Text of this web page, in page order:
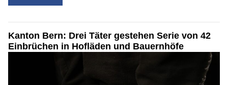
Kanton Bern: Drei Täter gestehen Serie von 42
Einbrüchen in Hofläden und Bauernhöfe